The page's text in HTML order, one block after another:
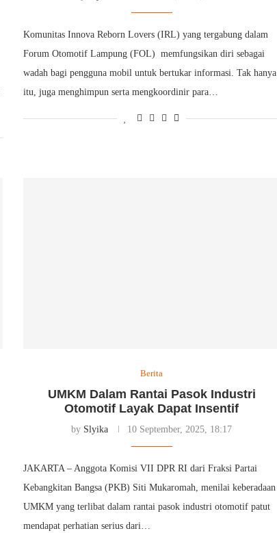
Komunitas Innova Reborn Lovers (IRL) yang tergabung dalam
Forum Otomotif Lampung (FOL) memfungsikan diri sebagai
wadah bagi pengguna mobil untuk bertukar informasi. Tak hanya
itu, juga menghimpun serta mengkoordinir para…
Berita
UMKM Dalam Rantai Pasok Industri
Otomotif Layak Dapat Insentif
by Slyika 10 September, 2025, 18:17
JAKARTA – Anggota Komisi VII DPR RI dari Fraksi Partai
Kebangkitan Bangsa (PKB) Siti Mukaromah, menilai keberadaan
UMKM yang terlibat dalam rantai pasok industri otomotif patut
mendapat perhatian serius dari…